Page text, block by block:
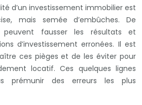
d’un investissement immobilier est
mais semée d’embûches. De
peuvent fausser les résultats et
d’investissement erronées. Il est
ces pièges et de les éviter pour
locatif. Ces quelques lignes
prémunir des erreurs les plus